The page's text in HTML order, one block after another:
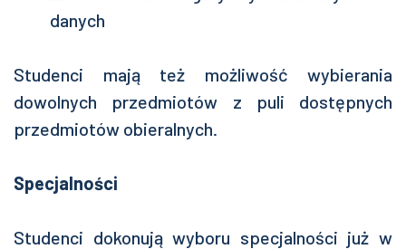
danych
Studenci mają też możliwość wybierania
dowolnych przedmiotów z puli dostępnych
przedmiotów obieralnych.
Specjalności
Studenci dokonują wyboru specjalności już w